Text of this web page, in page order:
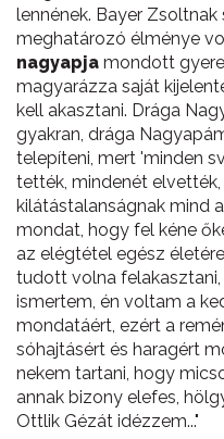
lennének. Bayer
meghatározó élménye
nagyapja mondott
magyarázza saját
kell akasztani. Drága
gyakran, drága
telepíteni, mert 'minden
tették, mindenét
kilátástalanságnak mind
mondat, hogy fel kéne
az elégtétel egész
tudott volna
ismertem, én voltam a
mondatáért, ezért a
sóhajtásért és haragért
nekem tartani, hogy
annak bizony elefes,
Ottlik Gézát idézzem..."